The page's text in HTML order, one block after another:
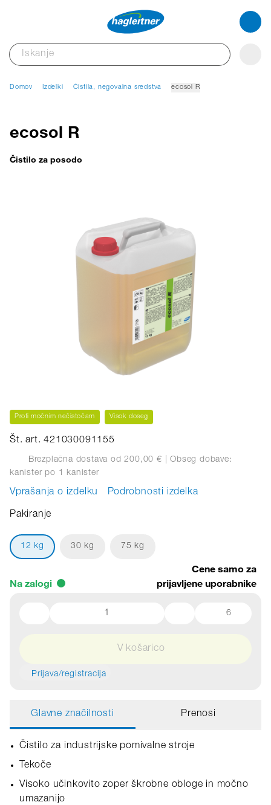
Domov Izdelki Čistila, negovalna sredstva ecosol R
ecosol R
Čistilo za posodo
Proti močnim nečistočam Visok doseg
Št. art. 421030091155
Brezplačna dostava od 200,00 € | Obseg dobave:
kanisterpo 1 kanister
Vprašanja o izdelku Podrobnosti izdelka
Pakiranje
12 kg 30 kg 75 kg
Na zalogi
Cene samo za
prijavljene uporabnike
6
V košarico
Prijava/registracija
Glavne značilnosti Prenosi
Čistilo za industrijske pomivalne stroje
Tekoče
Visoko učinkovito zoper škrobne obloge in močno
umazanijo